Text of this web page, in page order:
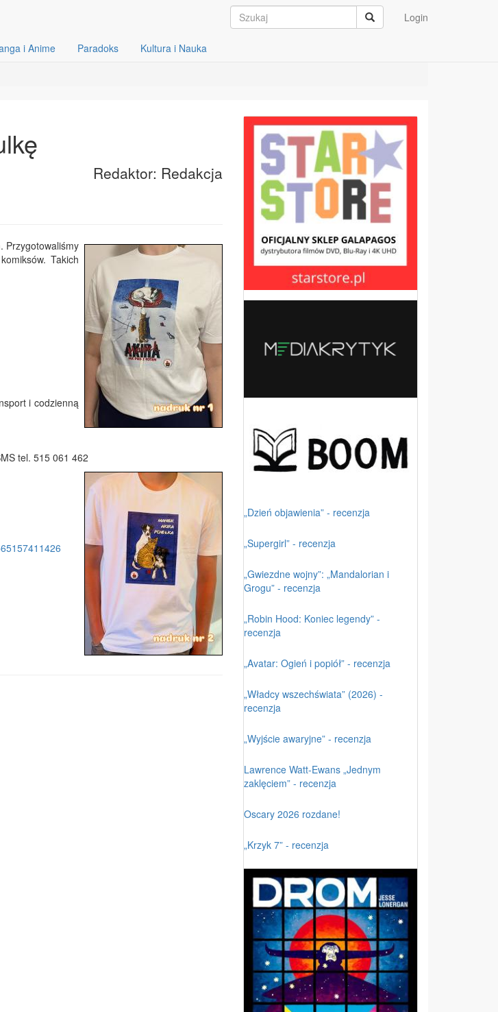
Login
i Anime Paradoks
Kultura i Nauka
Redaktor: Redakcja
Przygotowaliśmy
Takich
i codzienną
tel. 515 061 462
„Dzień objawienia” - recenzja
„Supergirl” - recenzja
„Gwiezdne wojny”: „Mandalorian i
Grogu” - recenzja
„Robin Hood: Koniec legendy” -
recenzja
„Avatar: Ogień i popiół” - recenzja
„Władcy wszechświata” (2026) -
recenzja
„Wyjście awaryjne” - recenzja
Lawrence Watt-Ewans „Jednym
zaklęciem” - recenzja
Oscary 2026 rozdane!
„Krzyk 7” - recenzja